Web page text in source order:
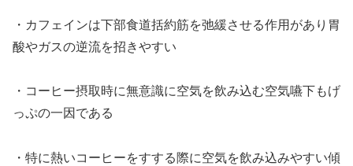
・カフェインは下部食道括約筋を弛緩させる作用があり胃
酸やガスの逆流を招きやすい
・コーヒー摂取時に無意識に空気を飲み込む空気嚥下もげ
っぷの一因である
・特に熱いコーヒーをすする際に空気を飲み込みやすい傾